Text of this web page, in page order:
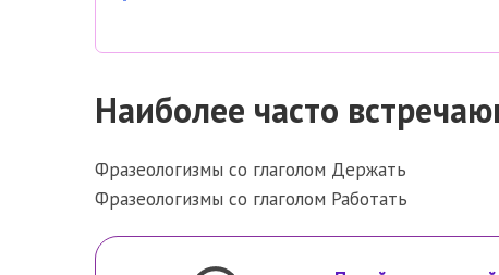
Наиболее часто
Фразеологизмы со глаголом Держать
Фразеологизмы со глаголом Работать